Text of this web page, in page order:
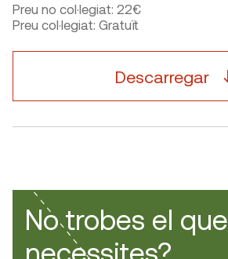
Preu no col·legiat: 22€
Preu col·legiat: Gratuït
Descarregar
No trobes el que
necessites?